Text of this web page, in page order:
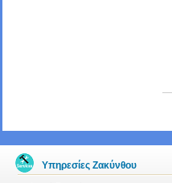
Υπηρεσίες Ζακύνθου